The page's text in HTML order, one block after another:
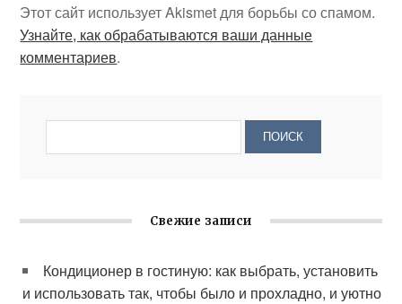
Этот сайт использует Akismet для борьбы со спамом.
Узнайте, как обрабатываются ваши данные
комментариев.
Свежие записи
Кондиционер в гостиную: как выбрать, установить
и использовать так, чтобы было и прохладно, и уютно